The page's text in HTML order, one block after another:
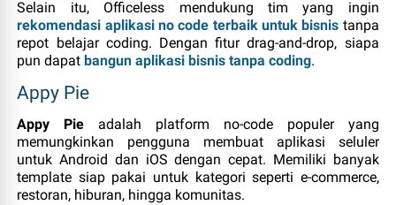
Selain itu, Officeless mendukung tim yang ingin
rekomendasi aplikasi no code terbaik untuk bisnis tanpa
repot belajar coding. Dengan fitur drag‑and‑drop, siapa
pun dapatbangun aplikasi bisnis tanpa coding.
Appy Pie
Appy Pie adalah platform no‑code populer yang
memungkinkan pengguna membuat aplikasi seluler
untuk Android dan iOS dengan cepat. Memiliki banyak
template siap pakai untuk kategori seperti e‑commerce,
restoran, hiburan, hingga komunitas.